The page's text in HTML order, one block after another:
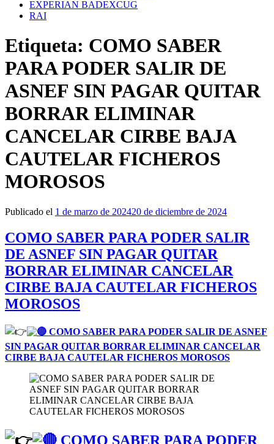
EXPERIAN BADEXCUG
RAI
Etiqueta: COMO SABER
PARA PODER SALIR DE
ASNEF SIN PAGAR QUITAR
BORRAR ELIMINAR
CANCELAR CIRBE BAJA
CAUTELAR FICHEROS
MOROSOS
Publicado el 1 de marzo de 202420 de diciembre de 2024
COMO SABER PARA PODER SALIR
DE ASNEF SIN PAGAR QUITAR
BORRAR ELIMINAR CANCELAR
CIRBE BAJA CAUTELAR FICHEROS
MOROSOS
COMO SABER PARA PODER SALIR DE ASNEF
SIN PAGAR QUITAR BORRAR ELIMINAR CANCELAR
CIRBE BAJA CAUTELAR FICHEROS MOROSOS
COMO SABER PARA PODER